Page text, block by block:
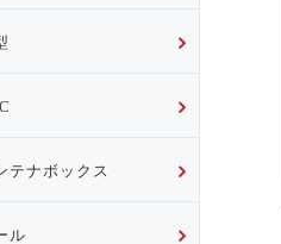
テナボックス
ル